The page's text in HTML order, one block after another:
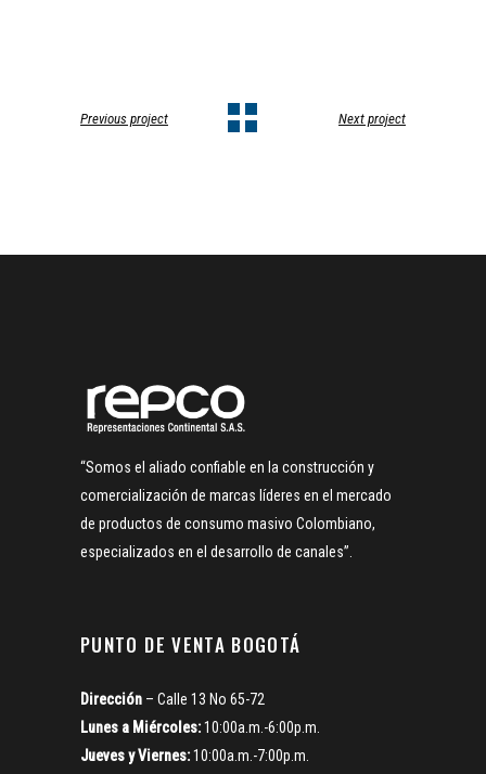
Previous project Next project
“Somos el aliado confiable en la construcción y
comercialización de marcas líderes en el mercado
de productos de consumo masivo Colombiano,
especializados en el desarrollo de canales”.
PUNTO DE VENTA BOGOTÁ
Dirección – Calle 13 No 65-72
Lunes a Miércoles:10:00a.m.-6:00p.m.
Jueves y Viernes:10:00a.m.-7:00p.m.